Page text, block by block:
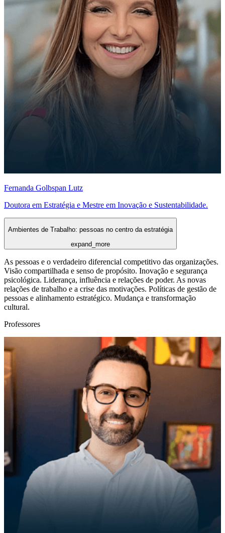
Fernanda Golbspan Lutz
Doutora em Estratégia e Mestre em Inovação e Sustentabilidade.
Ambientes de Trabalho: pessoas no centro da estratégia
expand_more
As pessoas e o verdadeiro diferencial competitivo das organizações.
Visão compartilhada e senso de propósito. Inovação e segurança
psicológica. Liderança, influência e relações de poder. As novas
relações de trabalho e a crise das motivações. Políticas de gestão de
pessoas e alinhamento estratégico. Mudança e transformação
cultural.
Professores